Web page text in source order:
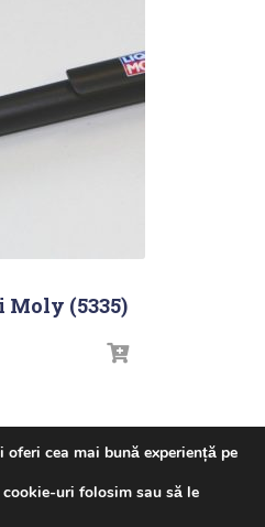
(5335)
– LIQUI MOLY NOUTATI
cea mai bună experiență pe
uri folosim sau să le